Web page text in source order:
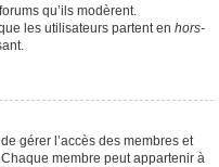
qu’ils modèrent.
les utilisateurs partent en hors-
gérer l’accès des membres et
membre peut appartenir à